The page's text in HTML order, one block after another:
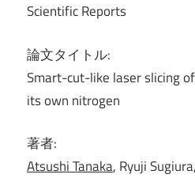
Scientific Reports
論文タイトル:
Smart-cut-like laser slicing
its own nitrogen
著者:
Atsushi Tanaka, Ryuji